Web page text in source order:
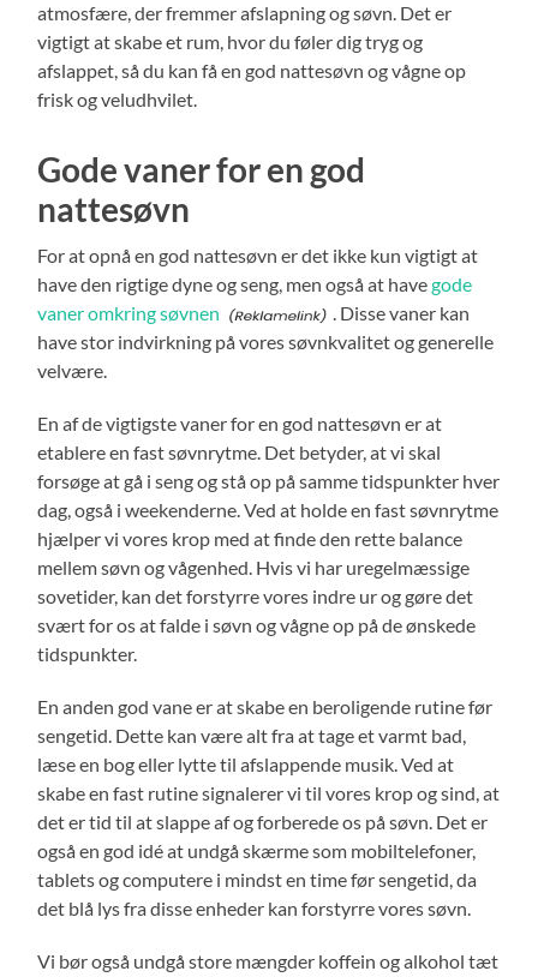
atmosfære, der fremmer afslapning og søvn. Det er
vigtigt at skabe et rum, hvor du føler dig tryg og
afslappet, så du kan få en god nattesøvn og vågne op
frisk og veludhvilet.
Gode vaner for en god
nattesøvn
For at opnå en god nattesøvn er det ikke kun vigtigt at
have den rigtige dyne og seng, men også at havegode
vaner omkring søvnen
. Disse vaner kan
have stor indvirkning på vores søvnkvalitet og generelle
velvære.
En af de vigtigste vaner for en god nattesøvn er at
etablere en fast søvnrytme. Det betyder, at vi skal
forsøge at gå i seng og stå op på samme tidspunkter hver
dag, også i weekenderne. Ved at holde en fast søvnrytme
hjælper vi vores krop med at finde den rette balance
mellem søvn og vågenhed. Hvis vi har uregelmæssige
sovetider, kan det forstyrre vores indre ur og gøre det
svært for os at falde i søvn og vågne op på de ønskede
tidspunkter.
En anden god vane er at skabe en beroligende rutine før
sengetid. Dette kan være alt fra at tage et varmt bad,
læse en bog eller lytte til afslappende musik. Ved at
skabe en fast rutine signalerer vi til vores krop og sind, at
det er tid til at slappe af og forberede os på søvn. Det er
også en god idé at undgå skærme som mobiltelefoner,
tablets og computere i mindst en time før sengetid, da
det blå lys fra disse enheder kan forstyrre vores søvn.
Vi bør også undgå store mængder koffein og alkohol tæt